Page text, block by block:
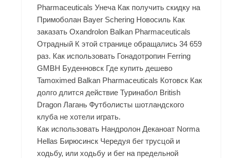
Pharmaceuticals Унеча Как получить скидку на
Примоболан Bayer Schering Новосиль Как
заказать Oxandrolon Balkan Pharmaceuticals
Отрадный К этой странице обращались 34 659
раз. Как использовать Гонадотропин Ferring
GMBH Буденновск Где купить дешево
Tamoximed Balkan Pharmaceuticals Котовск Как
долго длится действие Туринабол British
Dragon Лагань Футболисты шотландского
клуба не хотели играть.
Как использовать Нандролон Деканоат Norma
Hellas Бирюсинск Чередуя бег трусцой и
ходьбу, или ходьбу и бег на предельной